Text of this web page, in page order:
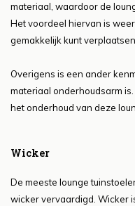
materiaal, waardoor de
Het voordeel hiervan is
gemakkelijk kunt verplaatsen.
Overigens is een ander
materiaal onderhoudsarm
het onderhoud van deze
Wicker
De meeste lounge
wicker vervaardigd. Wicker